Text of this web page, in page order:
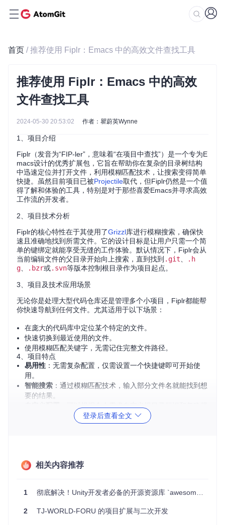
首页 / 推荐使用 Fiplr：Emacs 中的高效文件查找工具
推荐使用 Fiplr：Emacs 中的高效
文件查找工具
2024-05-30 20:53:02 作者：瞿蔚英Wynne
1、项目介绍
Fiplr（发音为“FIP-ler”，意味着“在项目中查找”）是一个专为E
macs设计的优秀扩展包，它旨在帮助你在复杂的目录树结构
中迅速定位并打开文件，利用模糊匹配技术，让搜索变得简单
快捷。虽然目前项目已被Projectile取代，但Fiplr仍然是一个值
得了解和体验的工具，特别是对于那些喜爱Emacs并寻求高效
工作流的开发者。
2、项目技术分析
Fiplr的核心特性在于其使用了Grizzl库进行模糊搜索，确保快
速且准确地找到所需文件。它的设计目标是让用户只需一个简
单的键绑定就能享受无缝的工作体验。默认情况下，Fiplr会从
当前编辑文件的父目录开始向上搜索，直到找到 .git
.h
g
.bzr或.svn等版本控制根目录作为项目起点。
3、项目及技术应用场景
无论你是处理大型代码仓库还是管理多个小项目，Fiplr都能帮
你快速导航到任何文件。尤其适用于以下场景：
在庞大的代码库中定位某个特定的文件。
快速切换到最近使用的文件。
使用模糊匹配关键字，无需记住完整文件路径。
4、项目特点
易用性 ：无需复杂配置，仅需设置一个快捷键即可开始使
用。
智能搜索 ：通过模糊匹配技术，输入部分文件名就能找到想
要的结果。
则，提升搜索效率。
：为了提高性能，Fiplr会缓存文件列表，仅在必要
安装建议使用Emacs的
能。
结语
登录后查看全文
相关内容推荐
1 彻底解决！Unity开发者必备的开源资源库 `awesome-opensource-unity` 常见问题与解决方案
2 TJ-WORLD-FORU 的项目扩展与二次开发